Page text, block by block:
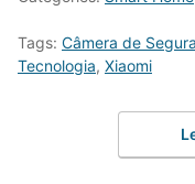
Tags: Câmera de
Tecnologia, Xiaomi